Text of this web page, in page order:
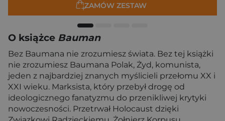
ZAMÓW ZESTAW
O książce Bauman
Bez Baumana nie zrozumiesz świata. Bez tej książki
nie zrozumiesz Baumana Polak, Żyd, komunista,
jeden z najbardziej znanych myślicieli przełomu XX i
XXI wieku. Marksista, który przebył drogę od
ideologicznego fanatyzmu do przenikliwej krytyki
nowoczesności. Przetrwał Holocaust dzięki